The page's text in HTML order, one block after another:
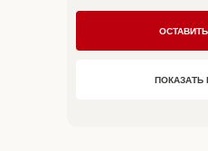
ПОКАЗАТЬ
10 секунд ×